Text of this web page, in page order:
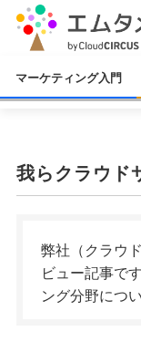
マーケティング入門
我らクラウド
弊社（クラウ
ビュー記事で
ング分野につ